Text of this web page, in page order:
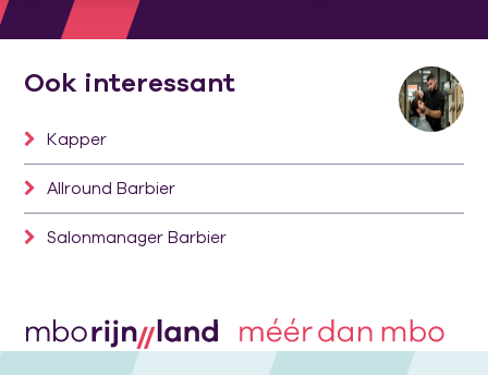
Ook interessant
Kapper
Allround Barbier
Salonmanager Barbier